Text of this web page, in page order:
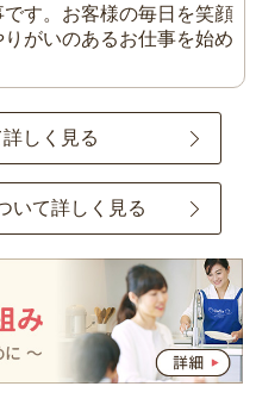
す。お客様の毎日を笑顔
がいのあるお仕事を始め
しく見る
いて詳しく見る